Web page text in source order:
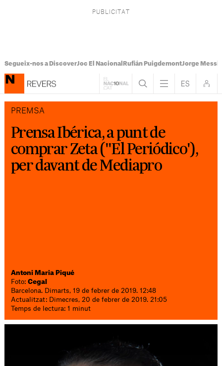
Segueix-nos a DiscoverJoc El Nacional Rufián PuigdemontJorge Messi
PREMSA
Prensa Ibérica, a punt de
comprar Zeta (''El Periódico'),
per davant de Mediapro
Antoni Maria Piqué
Foto:Cegal
Barcelona. Dimarts, 19 de febrer de 2019. 12:48
Actualitzat: Dimecres, 20 de febrer de 2019. 21:05
Temps de lectura: 1 minut